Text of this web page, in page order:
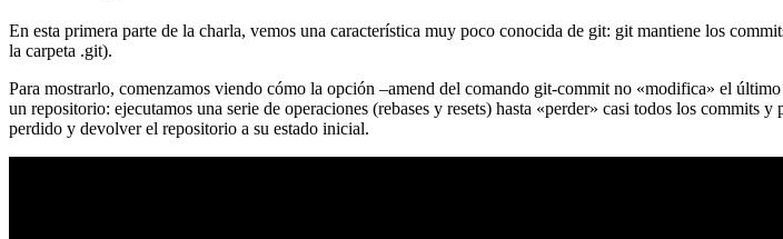
En esta primera parte de la charla, vemos una característica muy poco conocida de git: git mantiene los
la carpeta .git).
Para mostrarlo, comenzamos viendo cómo la opción –amend del comando git-commit no «modifica» el
un repositorio: ejecutamos una serie de operaciones (rebases y resets) hasta «perder» casi todos los
perdido y devolver el repositorio a su estado inicial.